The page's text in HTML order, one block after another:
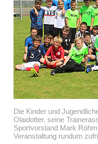
Die Kinder und
Olaidotter, seine
Sportvorstand Mark
Veranstaltung rundum